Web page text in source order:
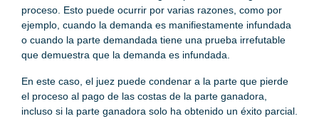
proceso. Esto puede ocurrir por varias razones, como por
ejemplo, cuando la demanda es manifiestamente infundada
o cuando la parte demandada tiene una prueba irrefutable
que demuestra que la demanda es infundada.
En este caso, el juez puede condenar a la parte que pierde
el proceso al pago de las costas de la parte ganadora,
incluso si la parte ganadora solo ha obtenido un éxito parcial.